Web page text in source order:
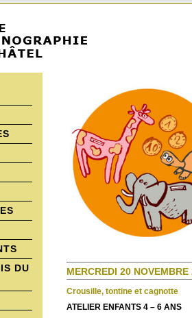
DU
MERCREDI 20
Crousille, tontine et cagnotte
ATELIER ENFANTS 4 – 6 ANS